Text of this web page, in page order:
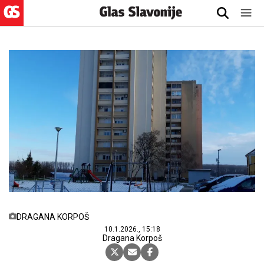
DRAGANA KORPOŠ
10.1.2026., 15:18
Dragana Korpoš